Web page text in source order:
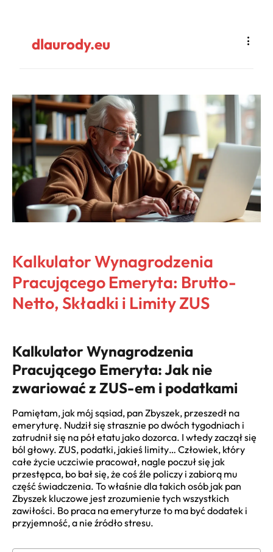
dlaurody.eu
Kalkulator Wynagrodzenia
Pracującego Emeryta: Brutto-
Netto, Składki i Limity ZUS
Kalkulator Wynagrodzenia
Pracującego Emeryta: Jak nie
zwariować z ZUS-em i podatkami
Pamiętam, jak mój sąsiad, pan Zbyszek, przeszedł na
emeryturę. Nudził się strasznie po dwóch tygodniach i
zatrudnił się na pół etatu jako dozorca. I wtedy zaczął się
ból głowy. ZUS, podatki, jakieś limity… Człowiek, który
całe życie uczciwie pracował, nagle poczuł się jak
przestępca, bo bał się, że coś źle policzy i zabiorą mu
część świadczenia. To właśnie dla takich osób jak pan
Zbyszek kluczowe jest zrozumienie tych wszystkich
zawiłości. Bo praca na emeryturze to ma być dodatek i
przyjemność, a nie źródło stresu.